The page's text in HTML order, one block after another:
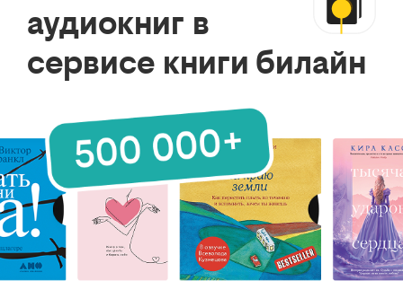
аудиокниг в
сервисе книги билайн